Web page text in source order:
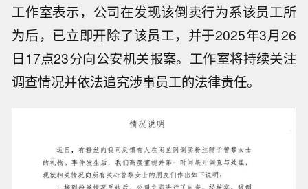
工作室表示，公司在发现该倒卖行为系该员工所
为后，已立即开除了该员工，并于2025年3月26
日17点23分向公安机关报案。工作室将持续关注
调查情况并依法追究涉事员工的法律责任。